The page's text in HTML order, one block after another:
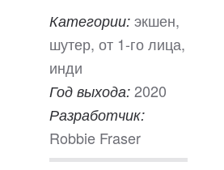
Категории: экшен,
шутер, от 1-го лица,
инди
Год выхода: 2020
Разработчик:
Robbie Fraser